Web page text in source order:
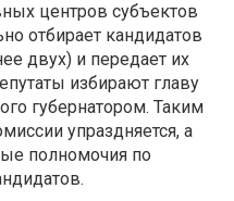
центров субъектов
отбирает кандидатов
двух) и передает их
избирают главу
губернатором. Таким
упраздняется, а
полномочия по